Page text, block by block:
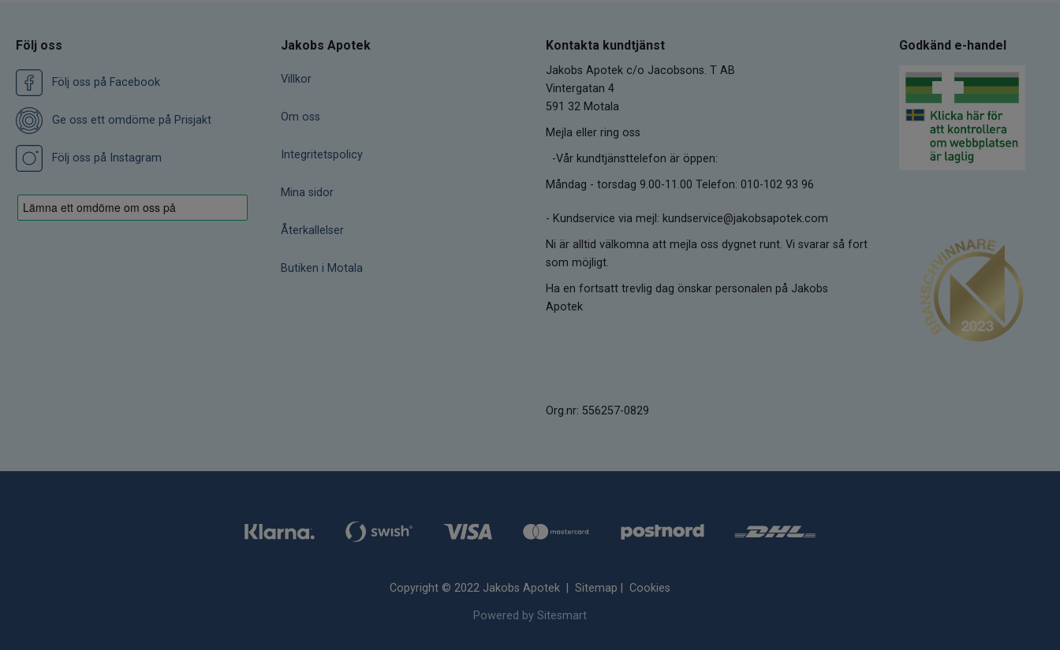
Följ oss
Följ oss på Facebook
Ge oss ett omdöme på Prisjakt
Följ oss på Instagram
Jakobs Apotek
Villkor
Om oss
Integritetspolicy
Mina sidor
Återkallelser
Butiken i Motala
Kontakta kundtjänst
Jakobs Apotek c/o Jacobsons. T AB
Vintergatan 4
591 32 Motala
Mejla eller ring oss
-Vår kundtjänsttelefon är öppen:
Måndag - torsdag 9.00-11.00 Telefon: 010-102 93 96
- Kundservice via mejl: kundservice@jakobsapotek.com
Ni är alltid välkomna att mejla oss dygnet runt. Vi svarar så fort
som möjligt.
Ha en fortsatt trevlig dag önskar personalen på Jakobs
Apotek
Org.nr: 556257-0829
Godkänd e-handel
Copyright © 2022 Jakobs Apotek | Sitemap Cookies
Powered by Sitesmart